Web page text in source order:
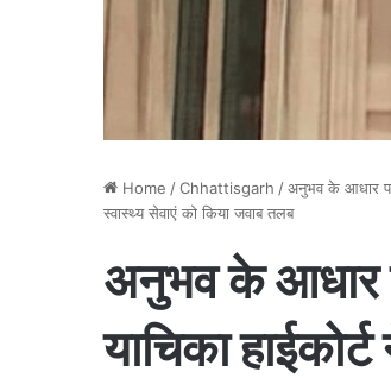
Home /Chhattisgarh /अनुभव के आधार पर
स्वास्थ्य सेवाएं को किया जवाब तलब
अनुभव के आधार
याचिका